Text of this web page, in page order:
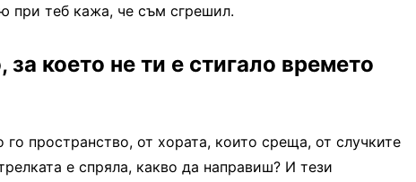
при теб кажа, че съм сгрешил.
което не ти е стигало времето
пространство, от хората, които среща, от случките
е спряла, какво да направиш? И тези